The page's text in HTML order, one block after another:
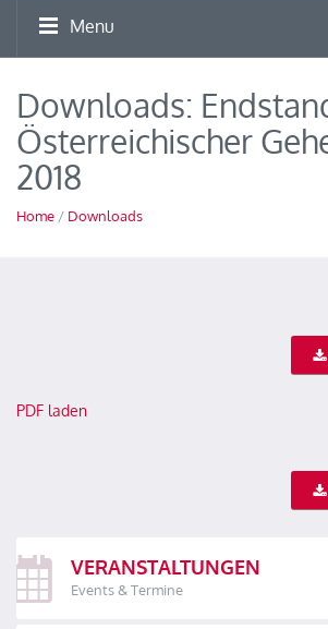
Menu
Downloads:
Österreichischer
2018
Home / Downloads
PDF laden
VERANSTALTUNGEN
Events & Termine